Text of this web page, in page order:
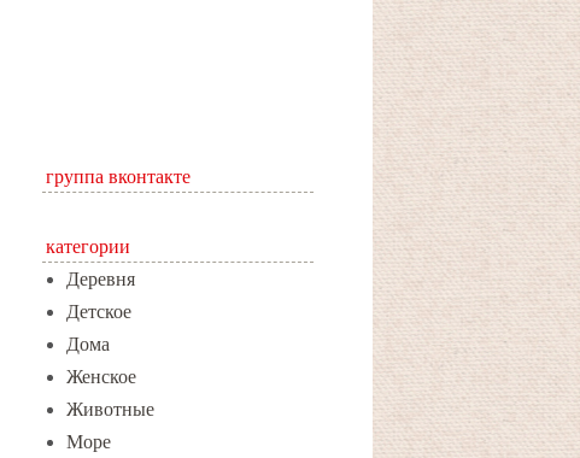
группа вконтакте
категории
Деревня
Детское
Дома
Женское
Животные
Море